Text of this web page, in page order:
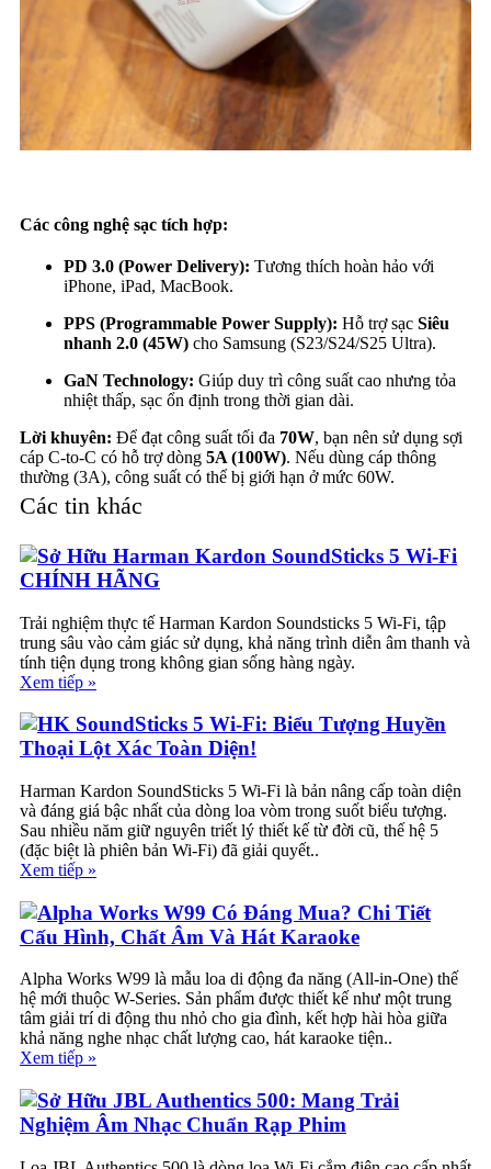
Các công nghệ sạc tích hợp:
PD 3.0 (Power Delivery): Tương thích hoàn hảo với
iPhone, iPad, MacBook.
PPS (Programmable Power Supply): Hỗ trợ sạc Siêu
nhanh 2.0 (45W) cho Samsung (S23/S24/S25 Ultra).
GaN Technology: Giúp duy trì công suất cao nhưng tỏa
nhiệt thấp, sạc ổn định trong thời gian dài.
Lời khuyên: Để đạt công suất tối đa 70W, bạn nên sử dụng sợi
cáp C-to-C có hỗ trợ dòng 5A (100W). Nếu dùng cáp thông
thường (3A), công suất có thể bị giới hạn ở mức 60W.
Các tin khác
Sở Hữu Harman Kardon SoundSticks 5 Wi-Fi
CHÍNH HÃNG
Trải nghiệm thực tế Harman Kardon Soundsticks 5 Wi-Fi, tập
trung sâu vào cảm giác sử dụng, khả năng trình diễn âm thanh và
tính tiện dụng trong không gian sống hàng ngày.
Xem tiếp »
HK SoundSticks 5 Wi-Fi: Biểu Tượng Huyền
Thoại Lột Xác Toàn Diện!
Harman Kardon SoundSticks 5 Wi-Fi là bản nâng cấp toàn diện
và đáng giá bậc nhất của dòng loa vòm trong suốt biểu tượng.
Sau nhiều năm giữ nguyên triết lý thiết kế từ đời cũ, thế hệ 5
(đặc biệt là phiên bản Wi-Fi) đã giải quyết..
Xem tiếp »
Alpha Works W99 Có Đáng Mua? Chi Tiết
Cấu Hình, Chất Âm Và Hát Karaoke
Alpha Works W99 là mẫu loa di động đa năng (All-in-One) thế
hệ mới thuộc W-Series. Sản phẩm được thiết kế như một trung
tâm giải trí di động thu nhỏ cho gia đình, kết hợp hài hòa giữa
khả năng nghe nhạc chất lượng cao, hát karaoke tiện..
Xem tiếp »
Sở Hữu JBL Authentics 500: Mang Trải
Nghiệm Âm Nhạc Chuẩn Rạp Phim